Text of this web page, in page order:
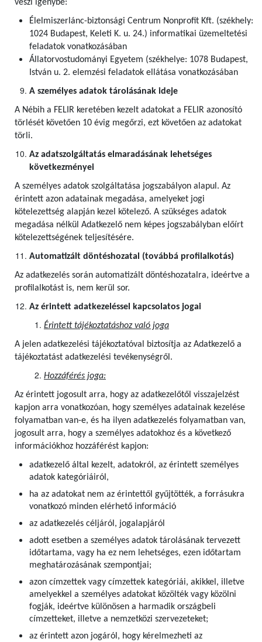
veszi igénybe:
Élelmiszerlánc-biztonsági Centrum Nonprofit Kft. (székhely:
1024 Budapest, Keleti K. u. 24.) informatikai üzemeltetési
feladatok vonatkozásában
Állatorvostudományi Egyetem (székhelye: 1078 Budapest,
István u. 2. elemzési feladatok ellátása vonatkozásában
A személyes adatok tárolásának ideje
A Nébih a FELIR keretében kezelt adatokat a FELIR azonosító
törlését követően 10 évig megőrzi, ezt követően az adatokat
törli.
Az adatszolgáltatás elmaradásának lehetséges
következményei
A személyes adatok szolgáltatása jogszabályon alapul. Az
érintett azon adatainak megadása, amelyeket jogi
kötelezettség alapján kezel kötelező. A szükséges adatok
megadása nélkül Adatkezelő nem képes jogszabályban előírt
kötelezettségének teljesítésére.
Automatizált döntéshozatal (továbbá profilalkotás)
Az adatkezelés során automatizált döntéshozatalra, ideértve a
profilalkotást is, nem kerül sor.
Az érintett adatkezeléssel kapcsolatos jogai
Érintett tájékoztatáshoz való joga
A jelen adatkezelési tájékoztatóval biztosítja az Adatkezelő a
tájékoztatást adatkezelési tevékenységről.
Hozzáférés joga:
Az érintett jogosult arra, hogy az adatkezelőtől visszajelzést
kapjon arra vonatkozóan, hogy személyes adatainak kezelése
folyamatban van-e, és ha ilyen adatkezelés folyamatban van,
jogosult arra, hogy a személyes adatokhoz és a következő
információkhoz hozzáférést kapjon:
adatkezelő által kezelt, adatokról, az érintett személyes
adatok kategóriáiról,
ha az adatokat nem az érintettől gyűjtötték, a forrásukra
vonatkozó minden elérhető információ
az adatkezelés céljáról, jogalapjáról
adott esetben a személyes adatok tárolásának tervezett
időtartama, vagy ha ez nem lehetséges, ezen időtartam
meghatározásának szempontjai;
azon címzettek vagy címzettek kategóriái, akikkel, illetve
amelyekkel a személyes adatokat közölték vagy közölni
fogják, ideértve különösen a harmadik országbeli
címzetteket, illetve a nemzetközi szervezeteket;
az érintett azon jogáról, hogy kérelmezheti az